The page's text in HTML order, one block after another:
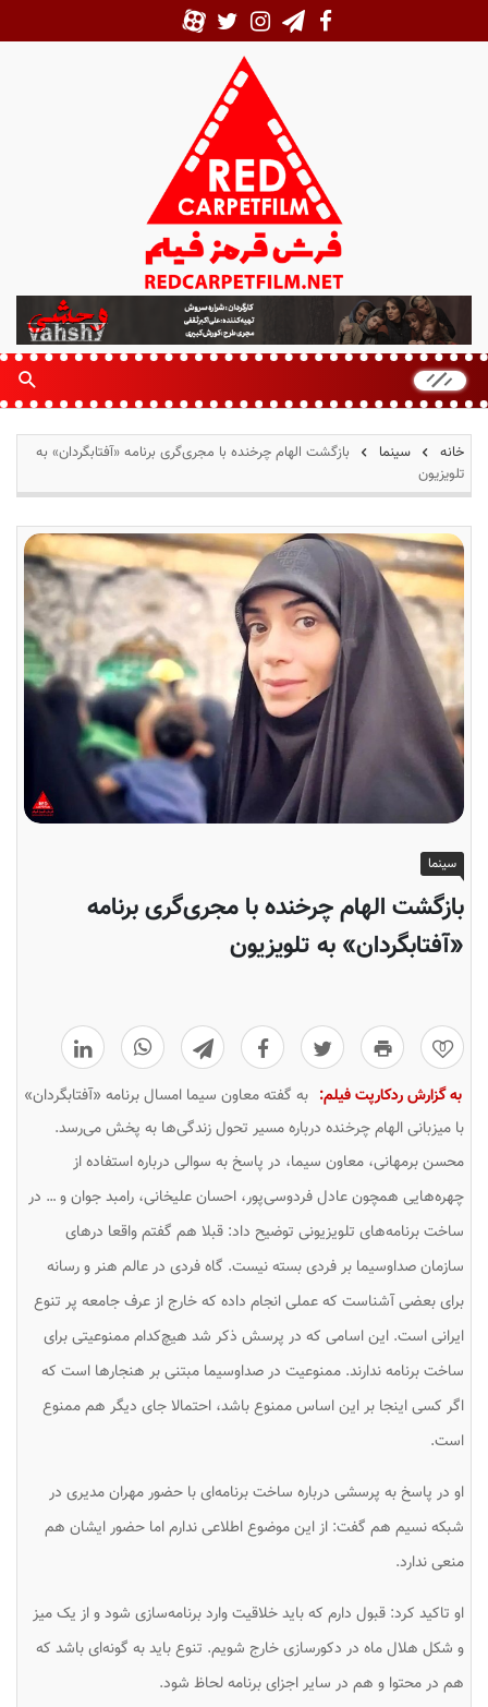
ر
ش
ر
م
ز
خانه سینما
بازگشت الهام چرخنده با مجری‌گری برنامه «آفتابگردان» به
تلویزیون
سینما
بازگشت الهام چرخنده با مجری‌گری برنامه
«آفتابگردان» به تلویزیون
0
به گزارش ردکارپت فیلم: به گفته معاون سیما امسال برنامه «آفتابگردان»
با میزبانی الهام چرخنده درباره مسیر تحول زندگی‌ها به پخش می‌رسد.
محسن برمهانی، معاون سیما، در پاسخ به سوالی درباره استفاده از
چهره‌هایی همچون عادل فردوسی‌پور، احسان علیخانی، رامبد جوان و … در
ساخت برنامه‌های تلویزیونی توضیح داد: قبلا هم گفتم واقعا درهای
سازمان صداوسیما بر فردی بسته نیست. گاه فردی در عالم هنر ‌و رسانه
برای بعضی آشناست که عملی انجام داده که خارج از عرف جامعه پر تنوع
ایرانی است. این اسامی که در پرسش ذکر شد هیچ‌کدام ممنوعیتی برای
ساخت برنامه ندارند. ممنوعیت در صداوسیما مبتنی بر هنجارها است که
اگر کسی اینجا بر این اساس ممنوع باشد، احتمالا جای دیگر هم ممنوع
است.
او در پاسخ به پرسشی درباره ساخت برنامه‌ای با حضور مهران مدیری در
شبکه نسیم هم گفت: از این موضوع اطلاعی ندارم اما حضور ایشان هم
منعی ندارد.
او تاکید کرد: قبول دارم که باید خلاقیت وارد برنامه‌سازی شود و از یک‌ میز
و شکل هلال ماه در دکورسازی خارج شویم. تنوع باید به گونه‌ای باشد که
هم در محتوا و هم در سایر اجزای برنامه لحاظ شود.